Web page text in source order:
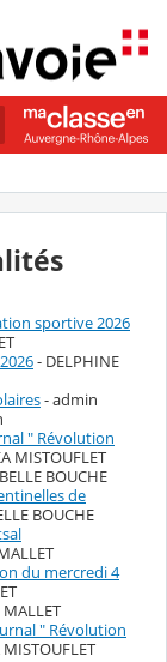
sportive 2026
- DELPHINE
- admin
" Révolution
MISTOUFLET
BOUCHE
de
BOUCHE
du mercredi 4
" Révolution
MISTOUFLET